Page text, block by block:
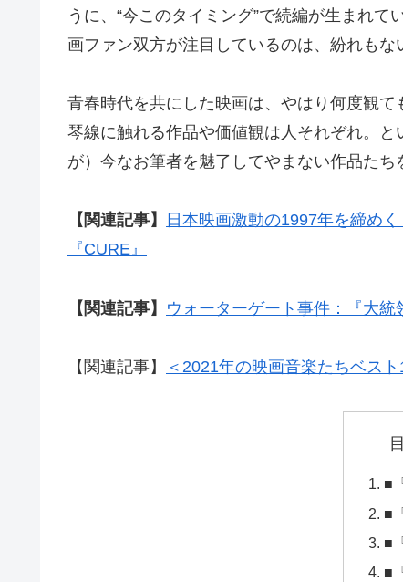
うに、“今このタイミング”で続編が生まれ
画ファン双方が注目しているのは、紛れもな
青春時代を共にした映画は、やはり何度観て
琴線に触れる作品や価値観は人それぞれ。
が）今なお筆者を魅了してやまない作品たち
【関連記事】
日本映画激動の1997年を締め
『CURE』
【関連記事】 ウォーターゲート事件：『大
【関連記事】 ＜2021年の映画音楽たちベス
■
■
■
■